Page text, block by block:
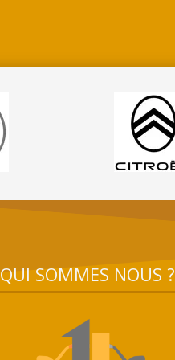
QUI SOMMES NOUS ?